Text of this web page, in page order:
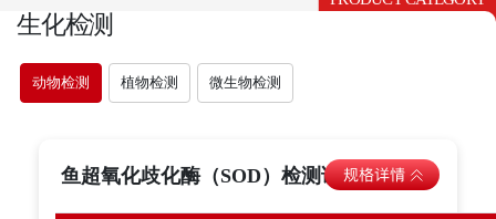
生化检测
动物检测 植物检测 微生物检测
鱼超氧化歧化酶（SOD）检测试剂盒